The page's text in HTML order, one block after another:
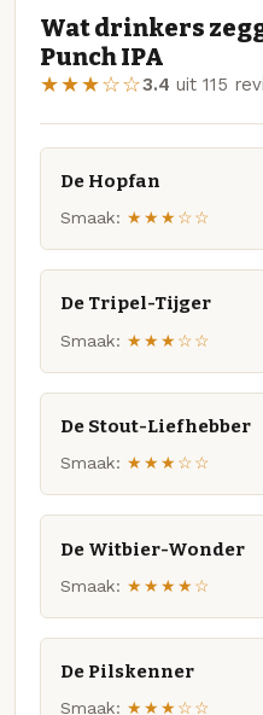
Wat drinkers
Punch IPA
★★★☆☆3.4 uit 115
De Hopfan
Smaak: ★★★☆☆
De Tripel-Tijger
Smaak: ★★★☆☆
De Stout-Liefhebber
Smaak: ★★★☆☆
De Witbier-Wonder
Smaak: ★★★★☆
De Pilskenner
Smaak: ★★★☆☆